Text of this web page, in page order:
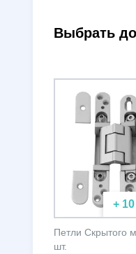
Выбрать
+
Петли Скрытого
шт.